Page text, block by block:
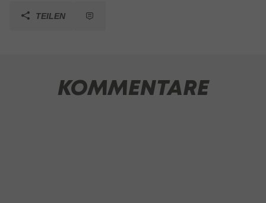
TEILEN
KOMMENTARE